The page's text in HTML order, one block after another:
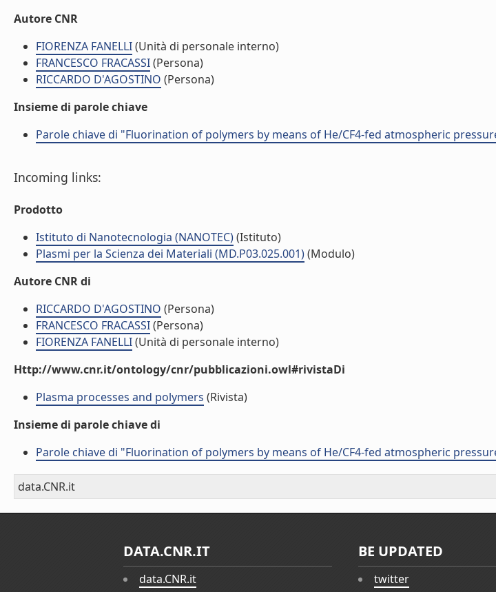
Autore CNR
FIORENZA FANELLI(Unità di personale interno)
FRANCESCO FRACASSI(Persona)
RICCARDO D'AGOSTINO (Persona)
Insieme di parole chiave
Parole chiave di "Fluorination of polymers by means of He/CF4-fed atmospheric
Incoming links:
Prodotto
Istituto di Nanotecnologia (NANOTEC)(Istituto)
Plasmi per la Scienza dei Materiali (MD.P03.025.001)(Modulo)
Autore CNR di
RICCARDO D'AGOSTINO (Persona)
FRANCESCO FRACASSI(Persona)
FIORENZA FANELLI(Unità di personale interno)
Http://www.cnr.it/ontology/cnr/pubblicazioni.owl#rivistaDi
Plasma processes and polymers (Rivista)
Insieme di parole chiave di
Parole chiave di "Fluorination of polymers by means of He/CF4-fed atmospheric
data.CNR.it
DATA.CNR.IT
data.CNR.it
BE UPDATED
twitter